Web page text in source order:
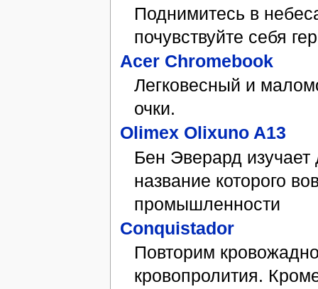
Поднимитесь в
почувствуйте себя
Acer Chromebook
Легковесный и
очки.
Olimex Olixuno A13
Бен Эверард
название которого
промышленности
Conquistador
Повторим
кровопролития.